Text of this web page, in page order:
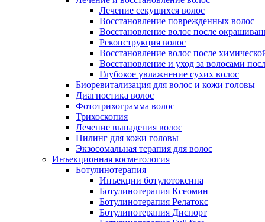
Лечение секущихся волос
Восстановление поврежденных волос
Восстановление волос после
Реконструкция волос
Восстановление волос после
Восстановление и уход за волосами
Глубокое увлажнение сухих волос
Биоревитализация для волос и кожи головы
Диагностика волос
Фототрихограмма волос
Трихоскопия
Лечение выпадения волос
Пилинг для кожи головы
Экзосомальная терапия для волос
Инъекционная косметология
Ботулинотерапия
Инъекции ботулотоксина
Ботулинотерапия Ксеомин
Ботулинотерапия Релатокс
Ботулинотерапия Диспорт